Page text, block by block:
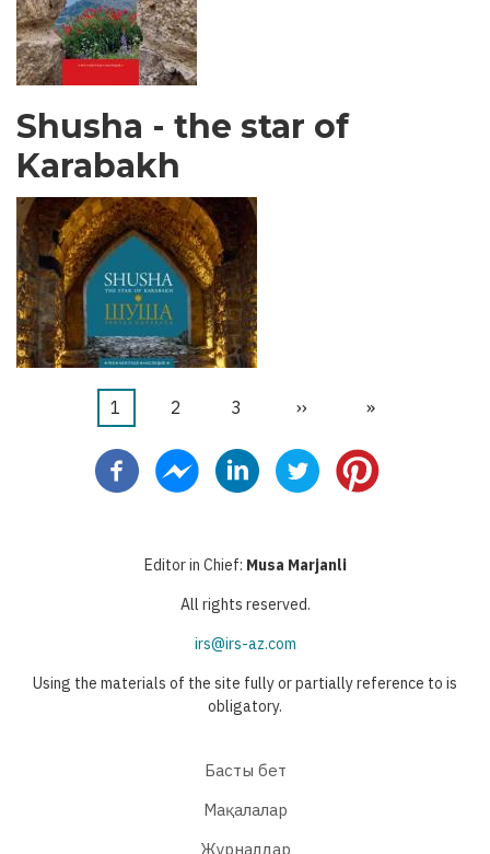
Shusha - the star of
Karabakh
Pagination
Current
1 Бет
2 Бет
3
Next
››
Last
»
Editor in Chief: Musa Marjanli
All rights reserved.
irs@irs-az.com
Using the materials of the site fully or partially reference to is
obligatory.
Басты бет
Мақалалар
Журналдар